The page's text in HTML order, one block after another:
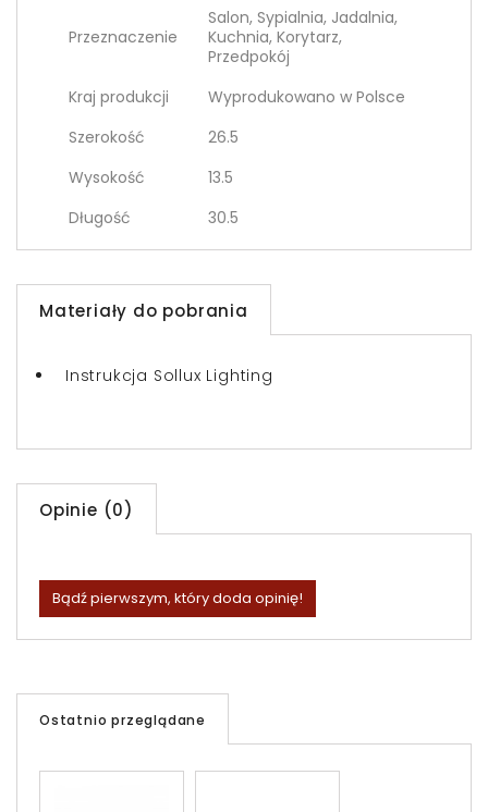
Przeznaczenie
Salon, Sypialnia, Jadalnia,
Kuchnia, Korytarz,
Przedpokój
Kraj produkcji
Wyprodukowano w Polsce
Szerokość
26.5
Wysokość
13.5
Długość
30.5
Materiały do pobrania
Instrukcja Sollux Lighting
Opinie (0)
Bądź pierwszym, który doda opinię!
Ostatnio przeglądane